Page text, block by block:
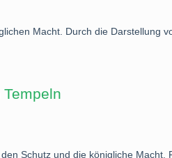
Macht. Durch die Darstellung
Schutz und die königliche Macht.